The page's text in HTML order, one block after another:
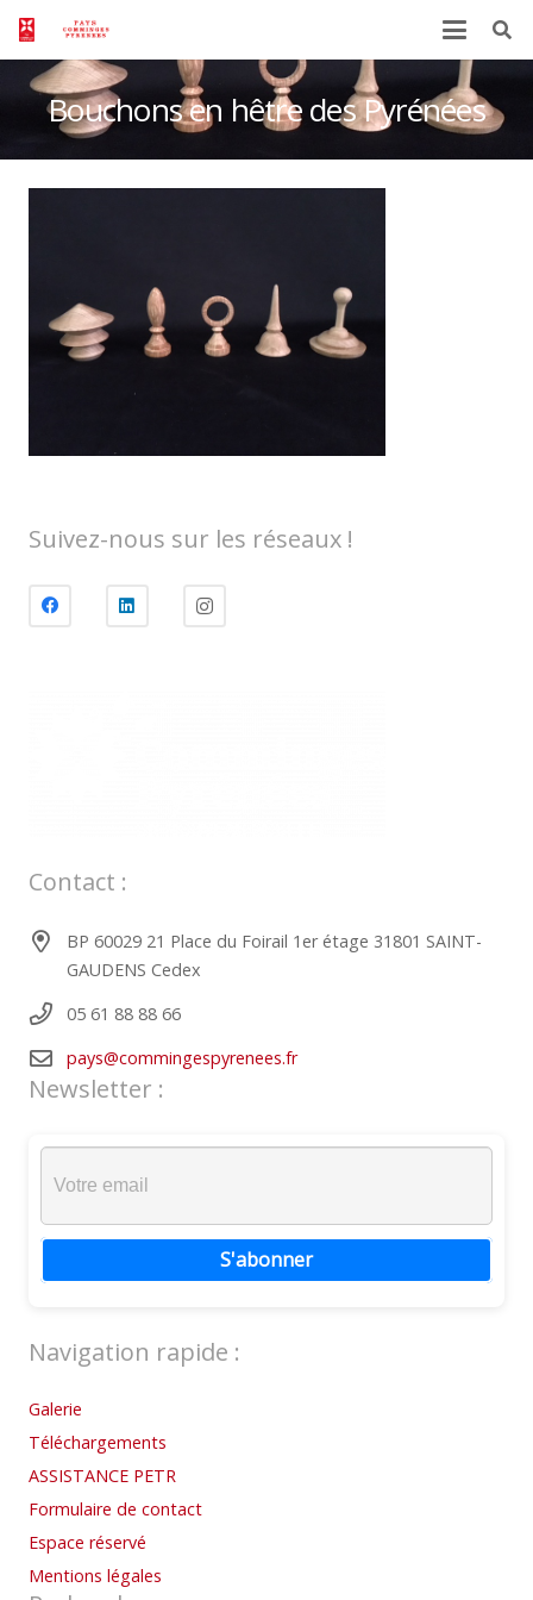
Bouchons en hêtre des Pyrénées
Suivez-nous sur les réseaux !
Contact :
BP 60029 21 Place du Foirail 1er étage 31801 SAINT-
GAUDENS Cedex
05 61 88 88 66
pays@commingespyrenees.fr
Newsletter :
S'abonner
Navigation rapide :
Galerie
Téléchargements
ASSISTANCE PETR
Formulaire de contact
Espace réservé
Mentions légales